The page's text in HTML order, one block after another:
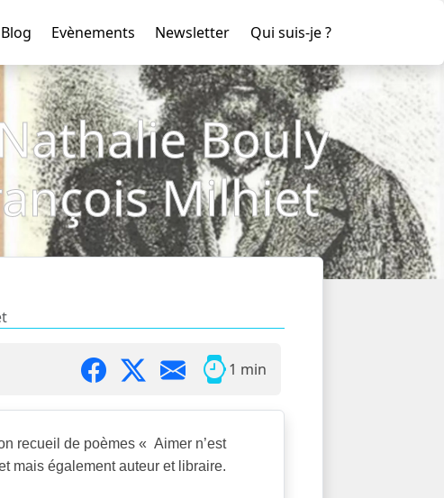
Blog Evènements Newsletter Qui suis-je ?
Bouly
Milhiet
1 min
recueil de poèmes « Aimer n’est
mais également auteur et libraire.